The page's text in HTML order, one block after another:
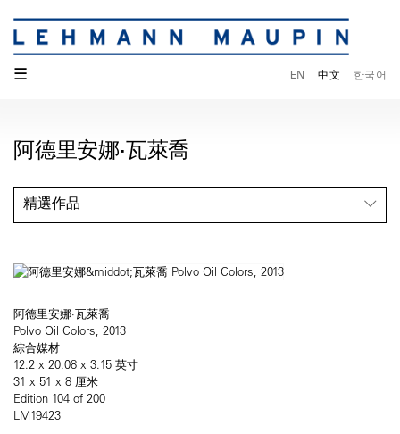
☰ EN 中文 한국어
阿德里安娜·瓦萊喬
精選作品
阿德里安娜·瓦萊喬
Polvo Oil Colors, 2013
綜合媒材
12.2 x 20.08 x 3.15 英寸
31 x 51 x 8 厘米
Edition 104 of 200
LM19423